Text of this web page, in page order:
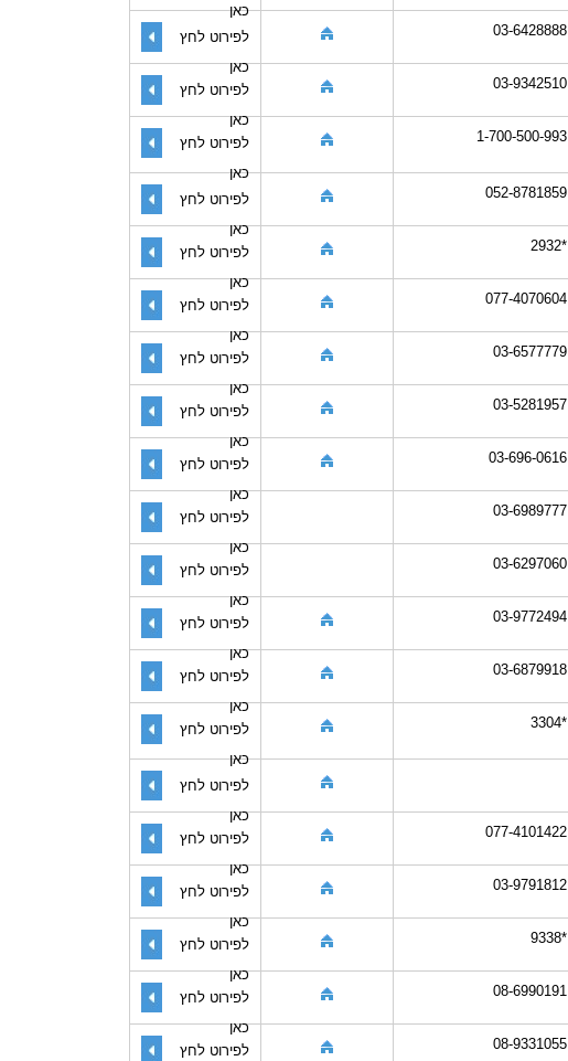
כאן
03-6428888
לפירוט לחץ
כאן
03-9342510
לפירוט לחץ
כאן
1-700-500-993
לפירוט לחץ
כאן
052-8781859
לפירוט לחץ
כאן
*2932
לפירוט לחץ
כאן
077-4070604
לפירוט לחץ
כאן
03-6577779
לפירוט לחץ
כאן
03-5281957
לפירוט לחץ
כאן
03-696-0616
לפירוט לחץ
כאן
03-6989777
לפירוט לחץ
כאן
03-6297060
לפירוט לחץ
כאן
03-9772494
לפירוט לחץ
כאן
03-6879918
לפירוט לחץ
כאן
*3304
לפירוט לחץ
כאן
לפירוט לחץ
כאן
077-4101422
לפירוט לחץ
כאן
03-9791812
לפירוט לחץ
כאן
*9338
לפירוט לחץ
כאן
08-6990191
לפירוט לחץ
כאן
08-9331055
לפירוט לחץ